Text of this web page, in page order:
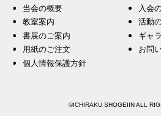
当会の概要
入会
教室案内
活動
書展のご案内
ギャ
用紙のご注文
お問
個人情報保護方針
©ICHIRAKU SHOGEIIN ALL